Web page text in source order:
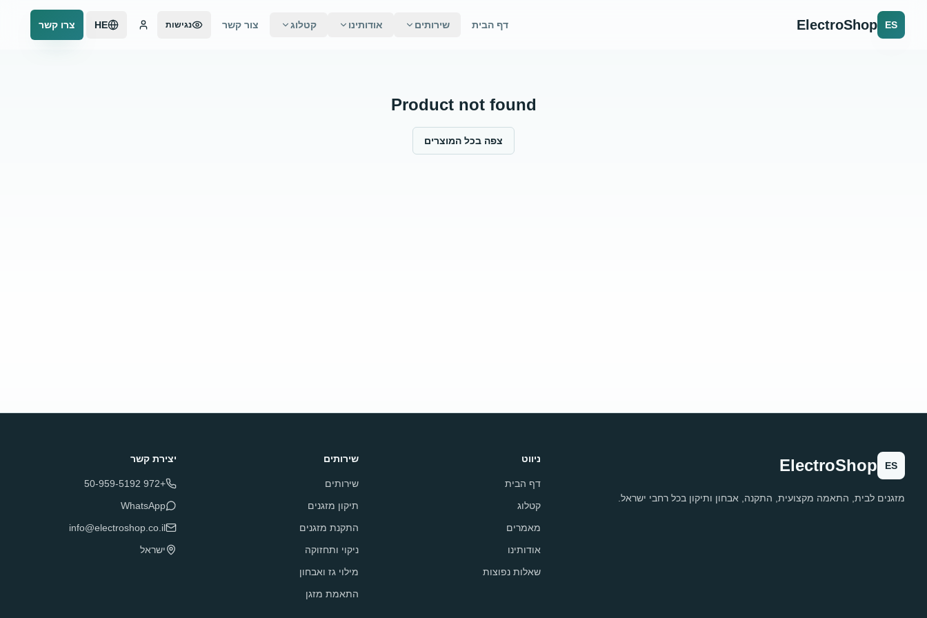
ES
ElectroShop דף הבית שירותים אודותינו קטלוג צור קשר נגישות HE צרו קשר
Product not found
צפה בכל המוצרים
ES
ElectroShop
מזגנים לבית, התאמה מקצועית, התקנה, אבחון ותיקון בכל רחבי ישראל.
ניווט
דף הבית
קטלוג
מאמרים
אודותינו
שאלות נפוצות
שירותים
שירותים
תיקון מזגנים
התקנת מזגנים
ניקוי ותחזוקה
מילוי גז ואבחון
התאמת מזגן
יצירת קשר
+972 50-959-5192
WhatsApp
info@electroshop.co.il
ישראל